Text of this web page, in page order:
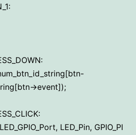
>event]);
LED_Pin, GPIO_PI